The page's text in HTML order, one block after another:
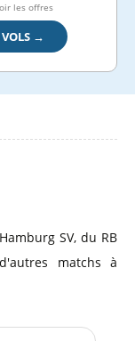
les offres
VOLS →
SV, du RB
matchs à